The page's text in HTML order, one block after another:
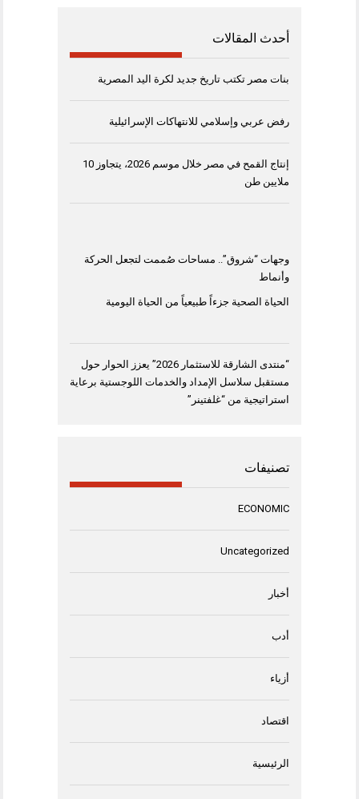
أحدث المقالات
بنات مصر تكتب تاريخ جديد لكرة اليد المصرية
رفض عربي وإسلامي للانتهاكات الإسرائيلية
إنتاج القمح في مصر خلال موسم 2026، يتجاوز 10
ملايين طن
وجهات “شروق”.. مساحات صُممت لتجعل الحركة
وأنماط
الحياة الصحية جزءاً طبيعياً من الحياة اليومية
“منتدى الشارقة للاستثمار 2026” يعزز الحوار حول
مستقبل سلاسل الإمداد والخدمات اللوجستية برعاية
استراتيجية من “غلفتينر”
تصنيفات
ECONOMIC
Uncategorized
أخبار
أدب
أزياء
اقتصاد
الرئيسية